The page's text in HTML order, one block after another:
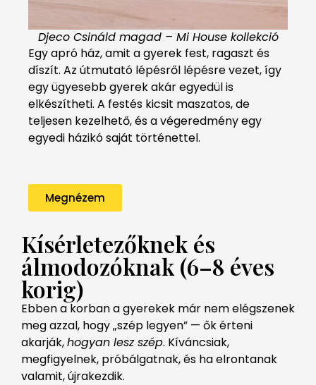
Djeco Csináld magad – Mi House kollekció
Egy apró ház, amit a gyerek fest, ragaszt és
díszít. Az útmutató lépésről lépésre vezet, így
egy ügyesebb gyerek akár egyedül is
elkészítheti. A festés kicsit maszatos, de
teljesen kezelhető, és a végeredmény egy
egyedi házikó saját történettel.
Megnézem
Kísérletezőknek és
álmodozóknak (6–8 éves
korig)
Ebben a korban a gyerekek már nem elégszenek
meg azzal, hogy „szép legyen” — ők érteni
akarják,hogyan lesz szép. Kíváncsiak,
megfigyelnek, próbálgatnak, és ha elrontanak
valamit, újrakezdik.